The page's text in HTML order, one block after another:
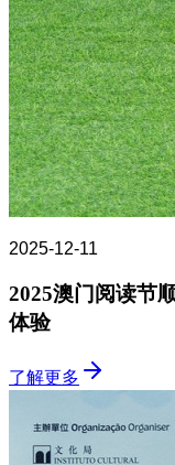
2025-12-11
2025澳门阅读节
体验
了解更多